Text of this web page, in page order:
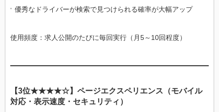
優秀なドライバーが検索で見つけられる確率が大幅アップ
使用頻度：求人公開のたびに毎回実行（月5～10回程度）
【3位★★★★☆】ページエクスペリエンス（モバイル
対応・表示速度・セキュリティ）